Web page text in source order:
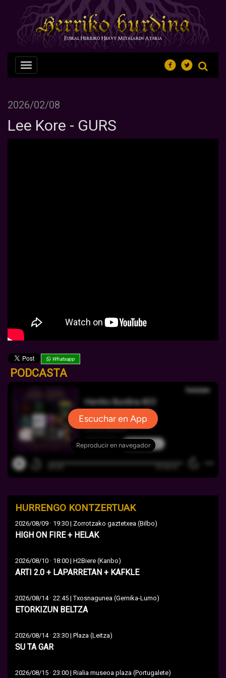
Nabegazioa
ireki
2026/02/08
Lee Kore - GURS
Whatsapp
PODCASTA
HURRENGO KONTZERTUAK
2026/08/09 · 19:30 | Zorrotzako gaztetxea (Bilbo)
HIGH ON FIRE + HELAK
2026/08/10 · 18:00 | H2Biere (Kanbo)
ARTI 2.0 + LAPARRETAN + KAFKLE
2026/08/14· 22:45 | Txosnagunea (Gernika-Lumo)
ETORKIZUN BELTZA
2026/08/14· 23:30 | Plaza (Leitza)
SU TA GAR
2026/08/15 · 23:00 | Rialia museoa plaza (Portugalete)